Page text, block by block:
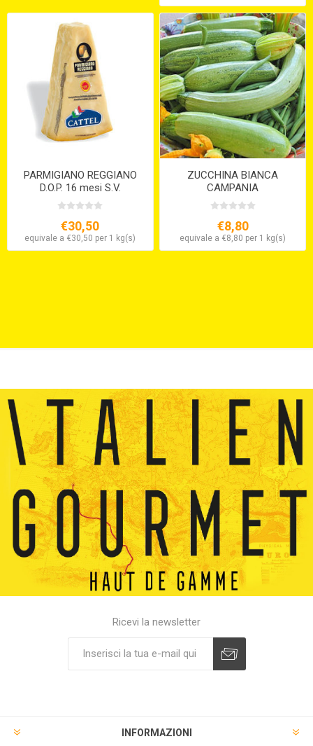
PARMIGIANO REGGIANO
D.O.P. 16 mesi S.V.
€30,50
equivale a €30,50 per 1 kg(s)
ZUCCHINA BIANCA
CAMPANIA
€8,80
equivale a €8,80 per 1 kg(s)
Ricevi la newsletter
INFORMAZIONI